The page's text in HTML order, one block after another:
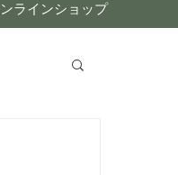
ラインショップ